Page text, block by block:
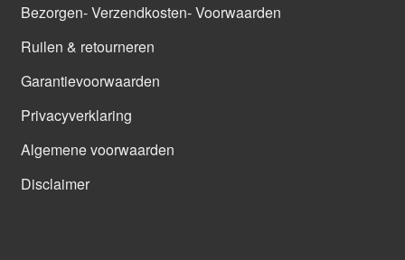
Bezorgen- Verzendkosten- Voorwaarden
Ruilen & retourneren
Garantievoorwaarden
Privacyverklaring
Algemene voorwaarden
Disclaimer